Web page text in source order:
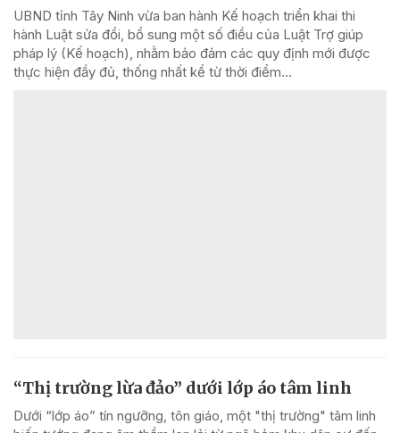
UBND tỉnh Tây Ninh vừa ban hành Kế hoạch triển khai thi
hành Luật sửa đổi, bổ sung một số điều của Luật Trợ giúp
pháp lý (Kế hoạch), nhằm bảo đảm các quy định mới được
thực hiện đầy đủ, thống nhất kể từ thời điểm...
“Thị trường lừa đảo” dưới lớp áo tâm linh
Dưới “lớp áo” tín ngưỡng, tôn giáo, một "thị trường" tâm linh